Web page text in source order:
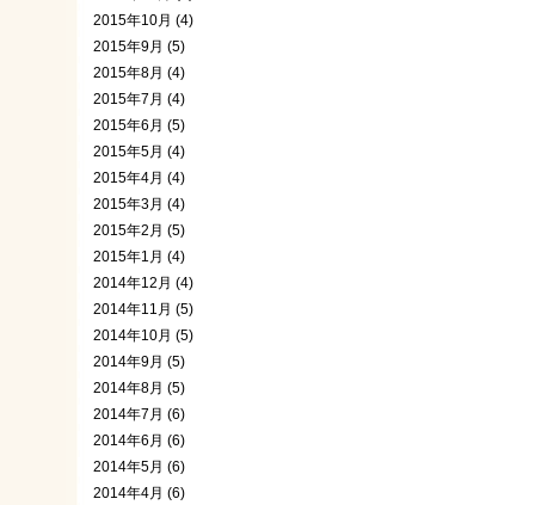
2015年10月 (4)
2015年9月 (5)
2015年8月 (4)
2015年7月 (4)
2015年6月 (5)
2015年5月 (4)
2015年4月 (4)
2015年3月 (4)
2015年2月 (5)
2015年1月 (4)
2014年12月 (4)
2014年11月 (5)
2014年10月 (5)
2014年9月 (5)
2014年8月 (5)
2014年7月 (6)
2014年6月 (6)
2014年5月 (6)
2014年4月 (6)